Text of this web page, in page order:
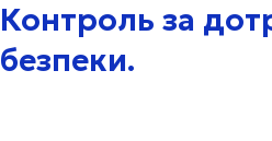
Контроль за
безпеки.